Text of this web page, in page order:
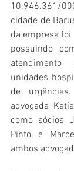
10.946.361/
cidade de
da empresa foi
possuindo
unidades
de
advogada
como sócios
Pinto e
ambos